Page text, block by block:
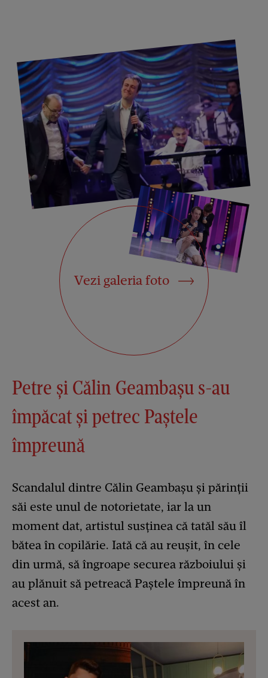
Vezi galeria foto
Petre și Călin Geambașu s-au
împăcat și petrec Paștele
împreună
Scandalul dintre Călin Geambașu și părinții
săi este unul de notorietate, iar la un
moment dat, artistul susținea că tatăl său îl
bătea în copilărie. Iată că au reușit, în cele
din urmă, să îngroape securea războiului și
au plănuit să petreacă Paștele împreună în
acest an.